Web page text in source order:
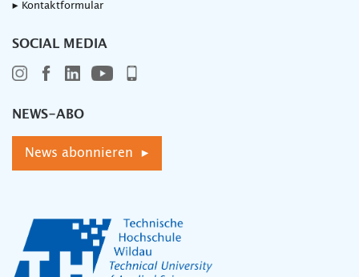
▸ Kontaktformular
SOCIAL MEDIA
NEWS-ABO
News abonnieren ▸